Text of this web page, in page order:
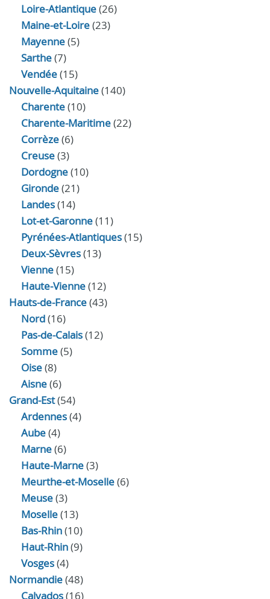
Loire-Atlantique(26)
Maine-et-Loire(23)
Mayenne(5)
Sarthe(7)
Vendée(15)
Nouvelle-Aquitaine(140)
Charente(10)
Charente-Maritime(22)
Corrèze(6)
Creuse(3)
Dordogne(10)
Gironde(21)
Landes(14)
Lot-et-Garonne(11)
Pyrénées-Atlantiques(15)
Deux-Sèvres(13)
Vienne(15)
Haute-Vienne(12)
Hauts-de-France(43)
Nord(16)
Pas-de-Calais(12)
Somme(5)
Oise(8)
Aisne(6)
Grand-Est(54)
Ardennes(4)
Aube(4)
Marne(6)
Haute-Marne(3)
Meurthe-et-Moselle(6)
Meuse(3)
Moselle(13)
Bas-Rhin(10)
Haut-Rhin(9)
Vosges(4)
Normandie(48)
Calvados(16)